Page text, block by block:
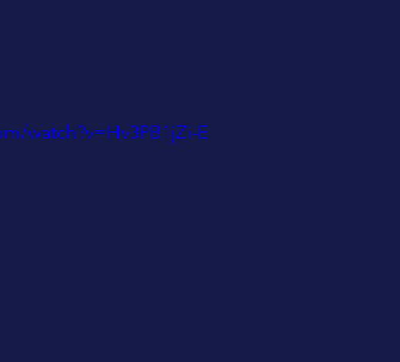
watch?v=Hv3PB1jZi-E